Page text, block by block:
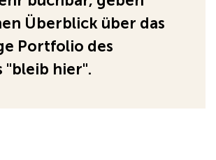
Überblick über das
Portfolio des
"bleib hier".